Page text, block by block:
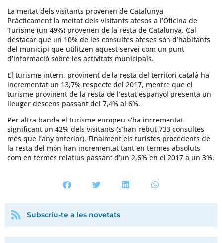
La meitat dels visitants provenen de Catalunya
Pràcticament la meitat dels visitants atesos a l’Oficina de
Turisme (un 49%) provenen de la resta de Catalunya. Cal
destacar que un 10% de les consultes ateses són d’habitants
del municipi que utilitzen aquest servei com un punt
d’informació sobre les activitats municipals.
El turisme intern, provinent de la resta del territori català ha
incrementat un 13,7% respecte del 2017, mentre que el
turisme provinent de la resta de l’estat espanyol presenta un
lleuger descens passant del 7,4% al 6%.
Per altra banda el turisme europeu s’ha incrementat
significant un 42% dels visitants (s’han rebut 733 consultes
més que l’any anterior). Finalment els turistes procedents de
la resta del món han incrementat tant en termes absoluts
com en termes relatius passant d’un 2,6% en el 2017 a un 3%.
Subscriu-te a les novetats